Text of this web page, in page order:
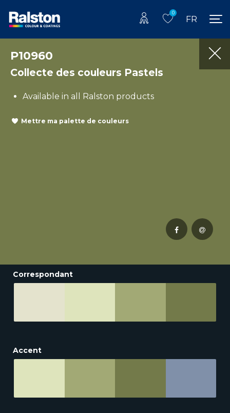
0
FR
P10960
Collecte des couleurs Pastels
Available in all Ralston products
Mettre ma palette de couleurs
Correspondant
Accent